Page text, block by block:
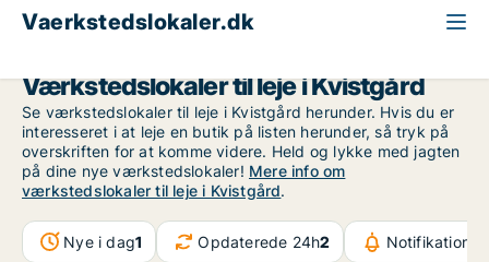
Vaerkstedslokaler.dk
Værkstedslokaler til leje i Kvistgård
Se værkstedslokaler til leje i Kvistgård herunder. Hvis du er
interesseret i at leje en butik på listen herunder, så tryk på
overskriften for at komme videre. Held og lykke med jagten
på dine nye værkstedslokaler! Mere info om
værkstedslokaler til leje i Kvistgård.
Nye i dag1 Opdaterede 24h2